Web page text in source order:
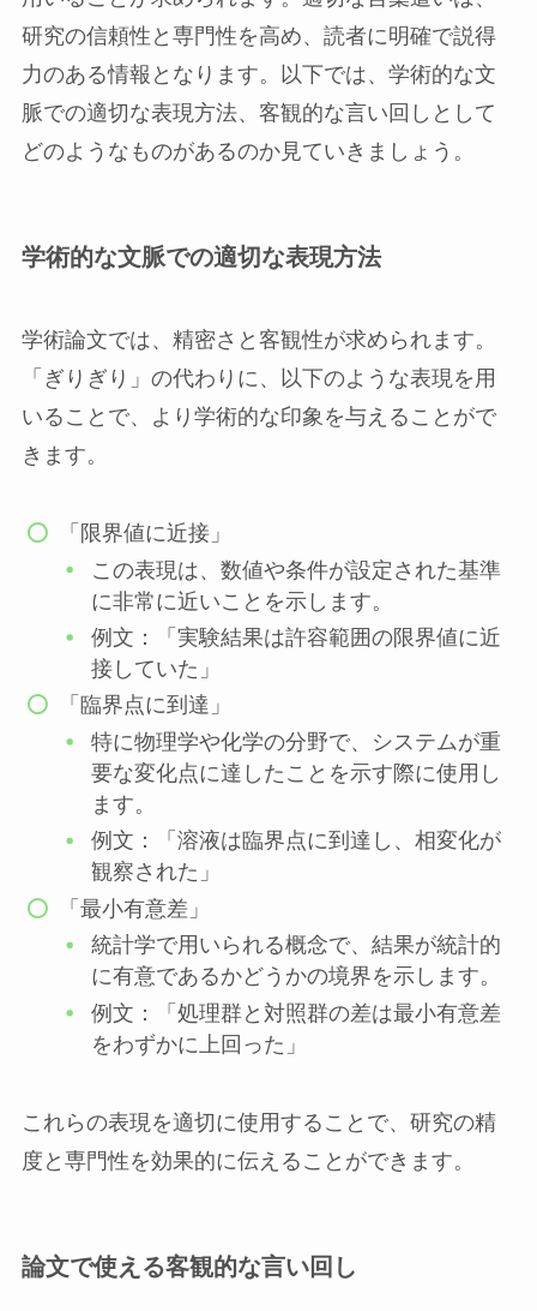
研究の信頼性と専門性を高め、読者に明確で説得
力のある情報となります。以下では、学術的な文
脈での適切な表現方法、客観的な言い回しとして
どのようなものがあるのか見ていきましょう。
学術的な文脈での適切な表現方法
学術論文では、精密さと客観性が求められます。
「ぎりぎり」の代わりに、以下のような表現を用
いることで、より学術的な印象を与えることがで
きます。
「限界値に近接」
この表現は、数値や条件が設定された基準
に非常に近いことを示します。
例文：「実験結果は許容範囲の限界値に近
接していた」
「臨界点に到達」
特に物理学や化学の分野で、システムが重
要な変化点に達したことを示す際に使用し
ます。
例文：「溶液は臨界点に到達し、相変化が
観察された」
「最小有意差」
統計学で用いられる概念で、結果が統計的
に有意であるかどうかの境界を示します。
例文：「処理群と対照群の差は最小有意差
をわずかに上回った」
これらの表現を適切に使用することで、研究の精
度と専門性を効果的に伝えることができます。
論文で使える客観的な言い回し